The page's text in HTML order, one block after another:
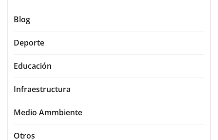
Blog
Deporte
Educación
Infraestructura
Medio Ammbiente
Otros